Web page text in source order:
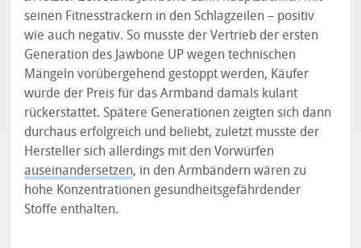
seinen Fitnesstrackern in den Schlagzeilen – positiv
wie auch negativ. So musste der Vertrieb der ersten
Generation des Jawbone UP wegen technischen
Mängeln vorübergehend gestoppt werden, Käufer
wurde der Preis für das Armband damals kulant
rückerstattet. Spätere Generationen zeigten sich dann
durchaus erfolgreich und beliebt, zuletzt musste der
Hersteller sich allerdings mit den Vorwürfen
auseinandersetzen, in den Armbändern wären zu
hohe Konzentrationen gesundheitsgefährdender
Stoffe enthalten.